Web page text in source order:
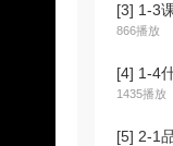
[3] 1-3
866播放
[4] 1-4
1435播放
[5] 2-1